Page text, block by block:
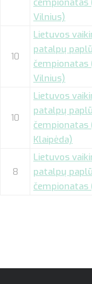
Vilnius)
10
Lietuvos
patalpų
čempionatas
Vilnius)
10
Lietuvos
patalpų
čempionatas
Klaipėda)
8
Lietuvos
patalpų
čempionatas